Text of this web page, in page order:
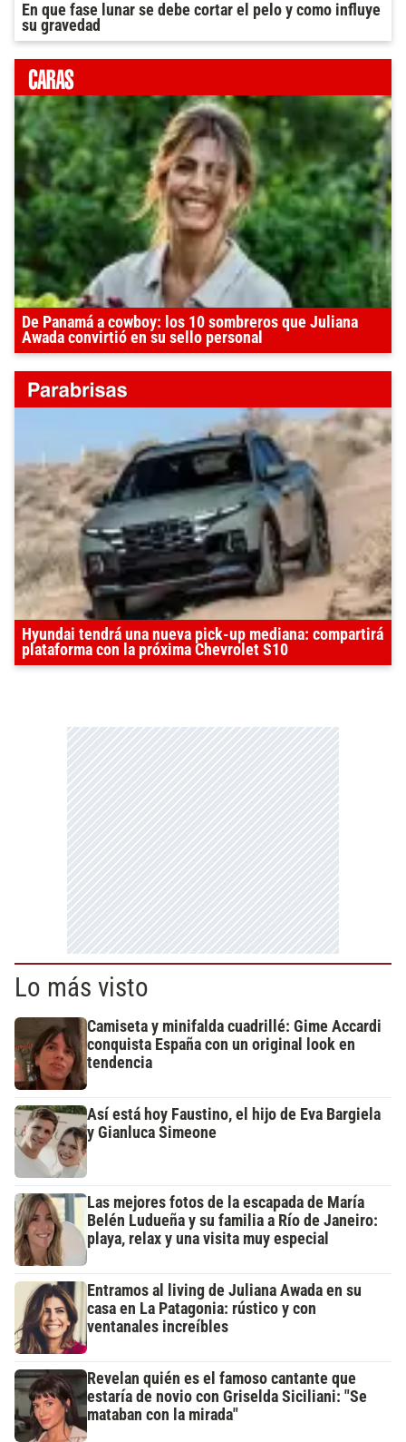
En que fase lunar se debe cortar el pelo y como influye
su gravedad
De Panamá a cowboy: los 10 sombreros que Juliana
Awada convirtió en su sello personal
Hyundai tendrá una nueva pick-up mediana: compartirá
plataforma con la próxima Chevrolet S10
Lo más visto
Camiseta y minifalda cuadrillé: Gime Accardi
conquista España con un original look en
tendencia
Así está hoy Faustino, el hijo de Eva Bargiela
y Gianluca Simeone
Las mejores fotos de la escapada de María
Belén Ludueña y su familia a Río de Janeiro:
playa, relax y una visita muy especial
Entramos al living de Juliana Awada en su
casa en La Patagonia: rústico y con
ventanales increíbles
Revelan quién es el famoso cantante que
estaría de novio con Griselda Siciliani: "Se
mataban con la mirada"